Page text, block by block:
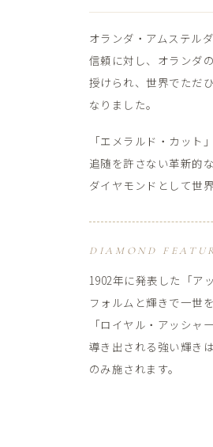
オランダ・アムステル
信頼に​対し、​オランダ
授けられ、​世界で​ただ​
なりました。
「エメラルド・カット
追随を​許さない​革新的
ダイヤモンドと​して​世
DIAMOND
1902年に​発表した​「ア
フォルムと​輝きで​一世
「ロイヤル・アッシャ
導き出される​強い​輝き
のみ​施されます。